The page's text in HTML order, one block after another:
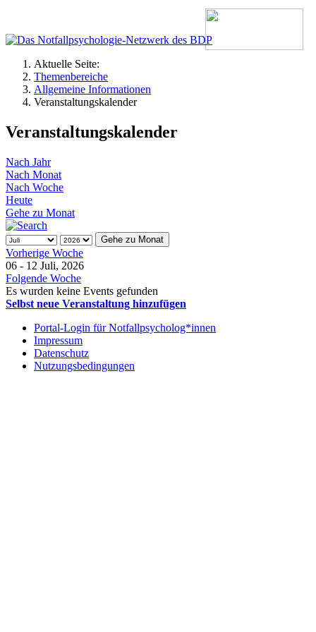
Aktuelle Seite:
Themenbereiche
Allgemeine Informationen
Veranstaltungskalender
Veranstaltungskalender
Nach Jahr
Nach Monat
Nach Woche
Heute
Gehe zu Monat
Gehe zu Monat
Vorherige Woche
06 - 12 Juli, 2026
Folgende Woche
Es wurden keine Events gefunden
Selbst neue Veranstaltung hinzufügen
Portal-Login für Notfallpsycholog*innen
Impressum
Datenschutz
Nutzungsbedingungen